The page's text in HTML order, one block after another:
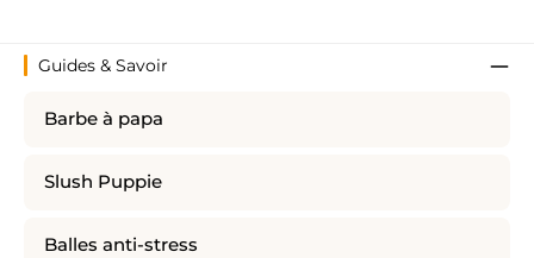
Guides & Savoir
Barbe à papa
Slush Puppie
Balles anti-stress